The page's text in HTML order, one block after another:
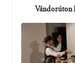
Vándorúton